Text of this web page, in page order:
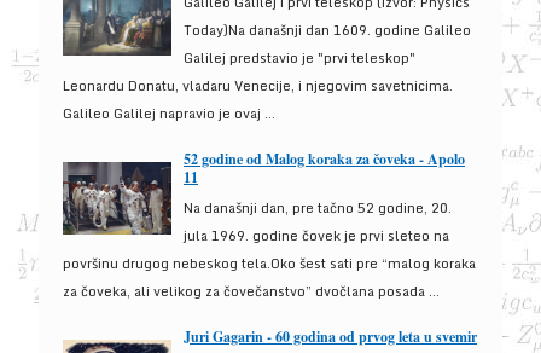
Today)Na današnji dan 1609. godine Galileo
Galilej predstavio je "prvi teleskop"
Leonardu Donatu, vladaru Venecije, i njegovim savetnicima.
Galileo Galilej napravio je ovaj ...
52 godine od Malog koraka za čoveka - Apolo
11
Na današnji dan, pre tačno 52 godine, 20.
jula 1969. godine čovek je prvi sleteo na
površinu drugog nebeskog tela.Oko šest sati pre “malog koraka
za čoveka, ali velikog za čovečanstvo” dvočlana posada ...
Juri Gagarin - 60 godina od prvog leta u svemir